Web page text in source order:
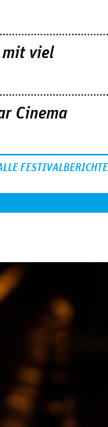
mit viel
Cinema
FESTIVALBERICHTE